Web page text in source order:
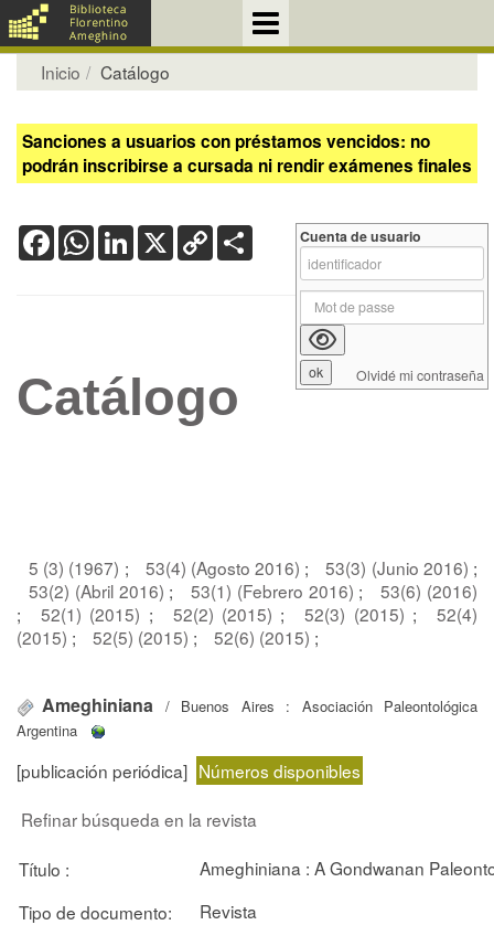
Inicio Catálogo
Sanciones a usuarios con préstamos vencidos: no
podrán inscribirse a cursada ni rendir exámenes finales
FacebookWhatsApp
LinkedIn
X Copy
Link
Catálogo
5 (3) (1967) ; 53(4) (Agosto 2016) ; 53(3) (Junio 2016) ;
53(2) (Abril 2016) ; 53(1) (Febrero 2016) ;
53(6) (2016)
;
52(1) (2015) ; 52(2) (2015) ; 52(3) (2015) ;
52(4)
(2015) ; 52(5) (2015) ; 52(6) (2015) ;
Ameghiniana / Buenos Aires : Asociación Paleontológica
Argentina
[publicación periódica] Números disponibles
Refinar búsqueda en la revista
Título :
Ameghiniana : A Gondwanan
Tipo de documento:
Revista
Cuenta de usuario
Olvidé mi contraseña